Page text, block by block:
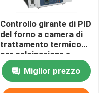
Controllo girante di PID
del forno a camera di
trattamento termico
per calcinazione e
l'essiccazione del
laboratorioMiglior prezzo